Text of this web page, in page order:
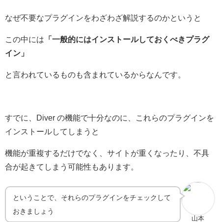
なぜ不要なプラグインをわざわざ解説するのかというと
この中には 「一般的にはインストールしておくべきプラグ
イン」
と言われているものも含まれているからなんです。
すでに、Diver の機能で十分なのに、これらのプラグインを
インストールしてしまうと
機能が重複するだけでなく、サイトが重くなったり、不具
合が起きてしまう可能性もあります。
山本
ということで、それらのプラグインをチェックして
おきましょう